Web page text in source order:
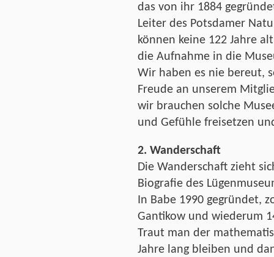
das von ihr 1884
Leiter des Potsdamer
können keine 122 Jahre
die Aufnahme in die
Wir haben es nie bereut,
Freude an unserem
wir brauchen solche
und Gefühle freisetzen
2. Wanderschaft
Die Wanderschaft zieht
Biografie des
In Babe 1990 gegründet,
Gantikow und wiederum
Traut man der
Jahre lang bleiben und